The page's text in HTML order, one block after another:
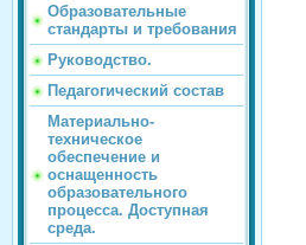
Образовательные
стандарты и требования
Руководство.
Педагогический состав
Материально-
техническое
обеспечение и
оснащенность
образовательного
процесса. Доступная
среда.